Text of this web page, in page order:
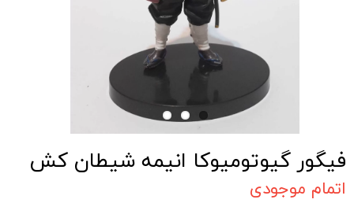
فیگور گیوتومیوکا انیمه شیطان کش
اتمام موجودی